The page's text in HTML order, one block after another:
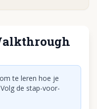
spelen
te leren hoe je
de stap-voor-